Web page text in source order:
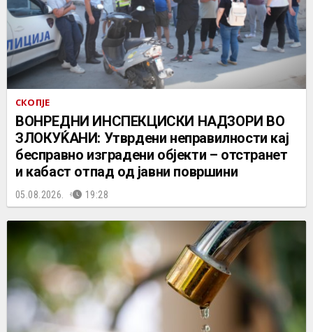
СКОПЈЕ
ВОНРЕДНИ ИНСПЕКЦИСКИ НАДЗОРИ ВО
ЗЛОКУЌАНИ: Утврдени неправилности кај
бесправно изградени објекти – отстранет
и кабаст отпад од јавни површини
05.08.2026. 19:28